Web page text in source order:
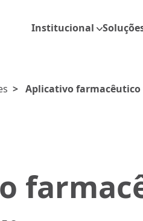
Institucional
> Aplicativo farmacêutico